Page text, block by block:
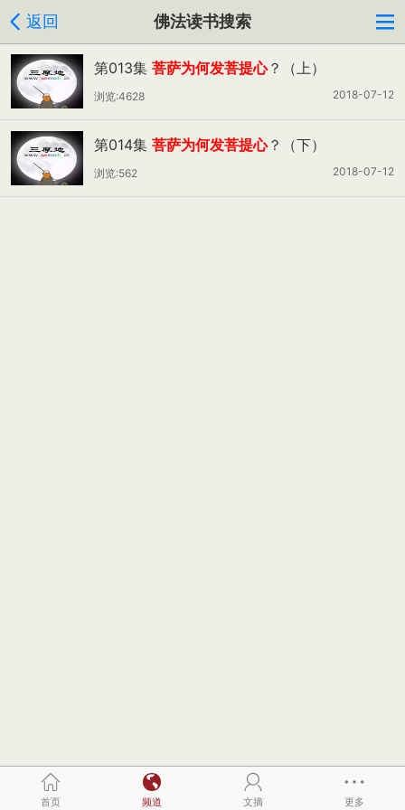
返回 佛法读书搜索
第013集 菩萨为何发菩提心？（上）
2018-07-12
浏览:4628
第014集 菩萨为何发菩提心？（下）
2018-07-12
浏览:562
首页 频道 文摘 更多